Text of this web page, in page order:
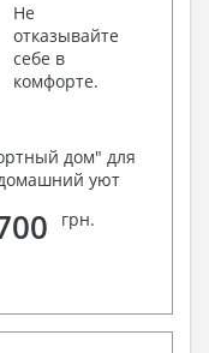
Не
отказывайте
себе в
комфорте.
дом" для
уют
грн.